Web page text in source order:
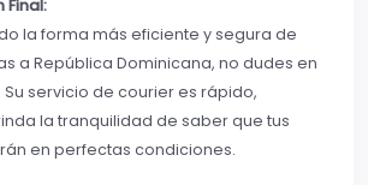
Final:
la forma más eficiente y segura de
a República Dominicana, no dudes en
. Su servicio de courier es rápido,
la tranquilidad de saber que tus
en perfectas condiciones.